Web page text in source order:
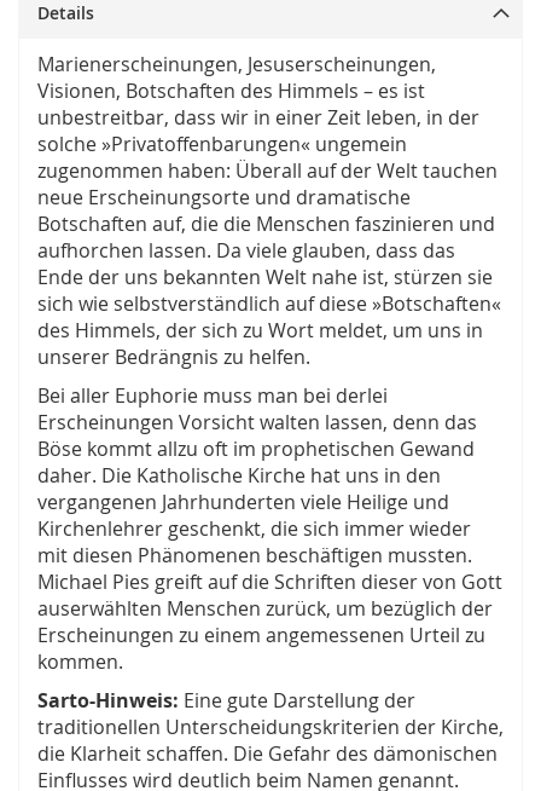
Details
Marienerscheinungen, Jesuserscheinungen,
Visionen, Botschaften des Himmels – es ist
unbestreitbar, dass wir in einer Zeit leben, in der
solche »Privatoffenbarungen« ungemein
zugenommen haben: Überall auf der Welt tauchen
neue Erscheinungsorte und dramatische
Botschaften auf, die die Menschen faszinieren und
aufhorchen lassen. Da viele glauben, dass das
Ende der uns bekannten Welt nahe ist, stürzen sie
sich wie selbstverständlich auf diese »Botschaften«
des Himmels, der sich zu Wort meldet, um uns in
unserer Bedrängnis zu helfen.
Bei aller Euphorie muss man bei derlei
Erscheinungen Vorsicht walten lassen, denn das
Böse kommt allzu oft im prophetischen Gewand
daher. Die Katholische Kirche hat uns in den
vergangenen Jahrhunderten viele Heilige und
Kirchenlehrer geschenkt, die sich immer wieder
mit diesen Phänomenen beschäftigen mussten.
Michael Pies greift auf die Schriften dieser von Gott
auserwählten Menschen zurück, um bezüglich der
Erscheinungen zu einem angemessenen Urteil zu
kommen.
Sarto-Hinweis: Eine gute Darstellung der
traditionellen Unterscheidungskriterien der Kirche,
die Klarheit schaffen. Die Gefahr des dämonischen
Einflusses wird deutlich beim Namen genannt.